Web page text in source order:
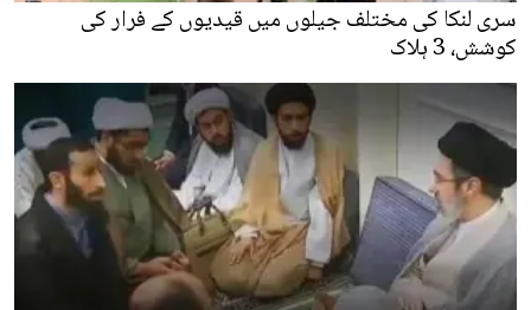
سری لنکا کی مختلف جیلوں میں قیدیوں کے فرار کی
کوشش، 3 ہلاک